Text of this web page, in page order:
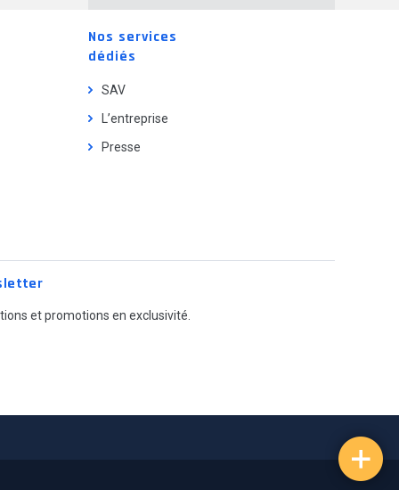
Nos services
dédiés
SAV
L’entreprise
Presse
et promotions en exclusivité.
Personnalisez vos préférences pour